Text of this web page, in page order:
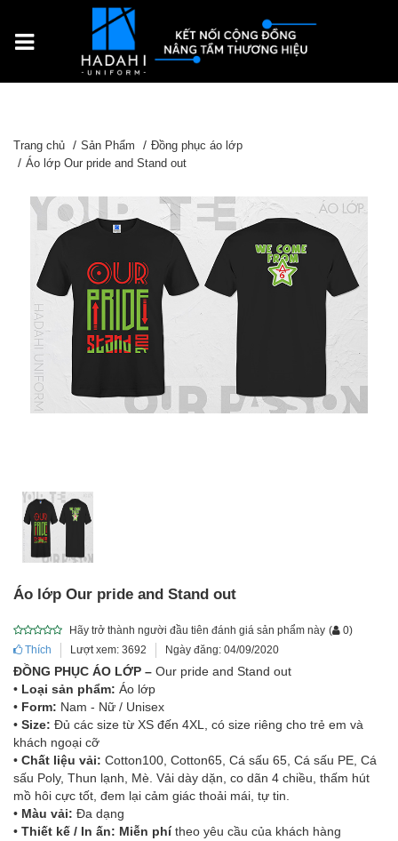
Trang chủ Sản Phẩm
Đồng phục áo lớp
Áo lớp Our pride and Stand out
Áo lớp Our pride and Stand out
Hãy trở thành người đầu tiên đánh giá sản phẩm này ( 0)
Thích
Lượt xem: 3692 Ngày đăng: 04/09/2020
ĐỒNG PHỤC ÁO LỚP – Our pride and Stand out
• Loại sản phẩm: Áo lớp
• Form: Nam - Nữ / Unisex
• Size: Đủ các size từ XS đến 4XL, có size riêng cho trẻ em và
khách ngoại cỡ
• Chất liệu vải: Cotton100, Cotton65, Cá sấu 65, Cá sấu PE, Cá
sấu Poly, Thun lạnh, Mè. Vải dày dặn, co dãn 4 chiều, thấm hút
mồ hôi cực tốt, đem lại cảm giác thoải mái, tự tin.
• Màu vải: Đa dạng
• Thiết kế / In ấn: Miễn phítheo yêu cầu của khách hàng